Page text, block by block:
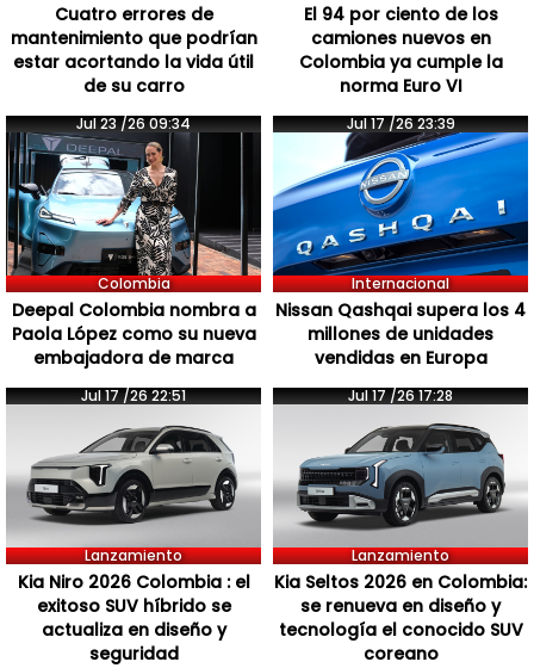
Cuatro errores de
mantenimiento que podrían
estar acortando la vida útil
de su carro
El 94 por ciento de los
camiones nuevos en
Colombia ya cumple la
norma Euro VI
Jul 23 /26 09:34
Colombia
Deepal Colombia nombra a
Paola López como su nueva
embajadora de marca
Jul 17 /26 23:39
Internacional
Nissan Qashqai supera los 4
millones de unidades
vendidas en Europa
Jul 17 /26 22:51
Lanzamiento
Kia Niro 2026 Colombia : el
exitoso SUV híbrido se
actualiza en diseño y
seguridad
Jul 17 /26 17:28
Lanzamiento
Kia Seltos 2026 en Colombia:
se renueva en diseño y
tecnología el conocido SUV
coreano